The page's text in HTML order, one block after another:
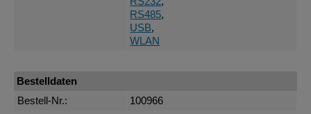
RS485,
USB,
WLAN
Bestelldaten
Bestell-Nr.:
100966